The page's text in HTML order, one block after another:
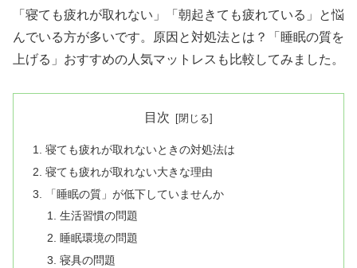
「寝ても疲れが取れない」「朝起きても疲れている」と悩
んでいる方が多いです。原因と対処法とは？「睡眠の質を
上げる」おすすめの人気マットレスも比較してみました。
目次
寝ても疲れが取れないときの対処法は
寝ても疲れが取れない大きな理由
「睡眠の質」が低下していませんか
生活習慣の問題
睡眠環境の問題
寝具の問題